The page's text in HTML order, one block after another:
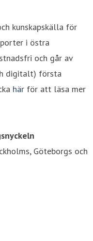
kunskapskälla för
i östra
och går av
digitalt) första
här för att läsa mer
Göteborgs och